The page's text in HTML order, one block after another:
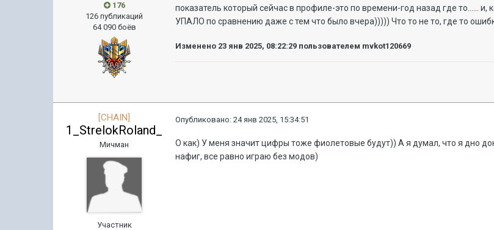
176
126 публикаций
64 090 боёв
показатель который сейчас в профиле-это по времени-год назад где то......
УПАЛО по сравнению даже с тем что было вчера))))) Что то не то, где то
Изменено 23 янв 2025, 08:22:29 пользователем mvkot120669
[CHAIN]
1_StrelokRoland_
Мичман
Участник
Опубликовано:24 янв 2025, 15:34:51
О как) У меня значит цифры тоже фиолетовые будут)) А я думал, что я дно
нафиг, все равно играю без модов)